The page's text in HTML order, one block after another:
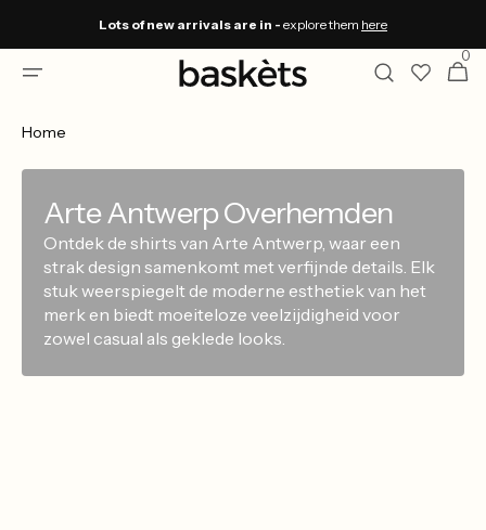
Lots of new arrivals are in - explore them here
0
0
items
Home
Arte Antwerp Overhemden
Ontdek de shirts van Arte Antwerp, waar een
strak design samenkomt met verfijnde details. Elk
stuk weerspiegelt de moderne esthetiek van het
merk en biedt moeiteloze veelzijdigheid voor
zowel casual als geklede looks.